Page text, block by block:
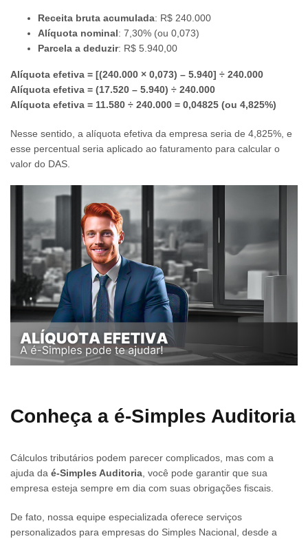
Receita bruta acumulada: R$ 240.000
Alíquota nominal: 7,30% (ou 0,073)
Parcela a deduzir: R$ 5.940,00
Alíquota efetiva = [(240.000 × 0,073) – 5.940] ÷ 240.000
Alíquota efetiva = (17.520 – 5.940) ÷ 240.000
Alíquota efetiva = 11.580 ÷ 240.000 = 0,04825 (ou 4,825%)
Nesse sentido, a alíquota efetiva da empresa seria de 4,825%, e
esse percentual seria aplicado ao faturamento para calcular o
valor do DAS.
Conheça a é-Simples Auditoria
Cálculos tributários podem parecer complicados, mas com a
ajuda da é-Simples Auditoria, você pode garantir que sua
empresa esteja sempre em dia com suas obrigações fiscais.
De fato, nossa equipe especializada oferece serviços
personalizados para empresas do Simples Nacional, desde a